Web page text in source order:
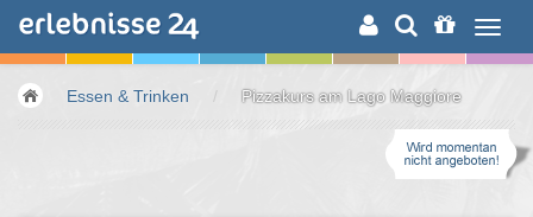
ERLEBNISSUCHE
Essen & Trinken / Pizzakurs am Lago Maggiore